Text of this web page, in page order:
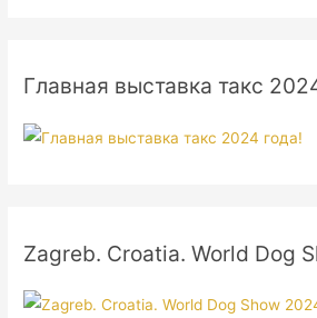
Главная выставка такс
Zagreb. Croatia. World Dog